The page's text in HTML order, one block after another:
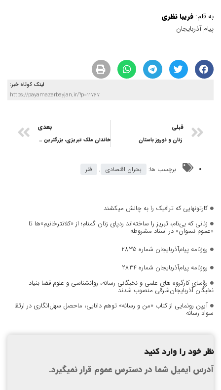
به قلم: فریبا نظری
پیام آذربایجان
لینک کوتاه خبر:
https://payamazarbayjan.ir/?p=11767
قبلی
‍ زنان و نوروز باستان
بعدی
خاندان ملک تبریزی، بزرگترین واقف معاصر ایران
برچسب ها: بحران اقتصادی , فقر
کارتونهایی که ترافیک را به چالش میکشند
زنانی که بی‌نام، تبریز را ساخته‌اند ردپای زنان گمنام؛ از «کلانترخانیم»ها تا
«عموم نسوان» در اسناد مشروطه
روزنامه پیام‌آذربایجان شماره 2835
روزنامه پیام‌آذربایجان شماره 2834
رؤسای کارگروه های علمی و نخبگانی رسانه، روانشناسی و علوم قضا بنیاد
نخبگان آذربایجان‌شرقی منصوب شدند
آیین رونمایی از کتاب «من و رسانه» توهم دانایی، ماحصل سهل‌انگاری در ارتقا
سواد رسانه
نظر خود را وارد کنید
آدرس ایمیل شما در دسترس عموم قرار نمیگیرد.